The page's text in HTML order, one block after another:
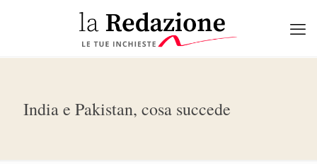
India e Pakistan, cosa succede